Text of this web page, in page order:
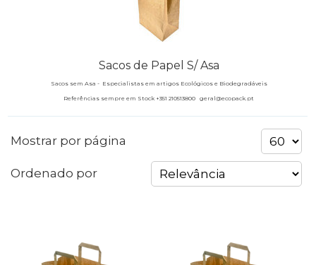
Sacos de Papel S/ Asa
Sacos sem Asa -Especialistas em artigos Ecológicos e Biodegradáveis
Referências sempre em Stock +351 210513800 geral@ecopack.pt
Mostrar por página
Ordenado por